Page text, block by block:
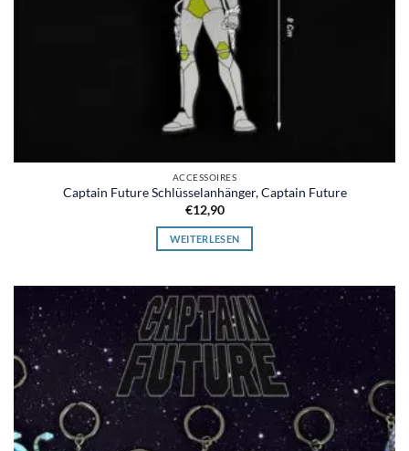
ACCESSOIRES
Captain Future Schlüsselanhänger, Captain Future
€12,90
WEITERLESEN